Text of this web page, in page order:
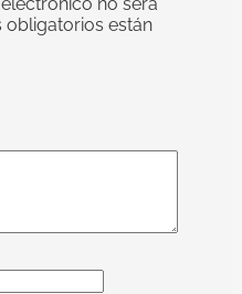
obligatorios están